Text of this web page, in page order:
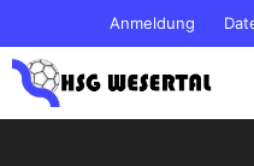
Inhalt
springen
Anmeldung